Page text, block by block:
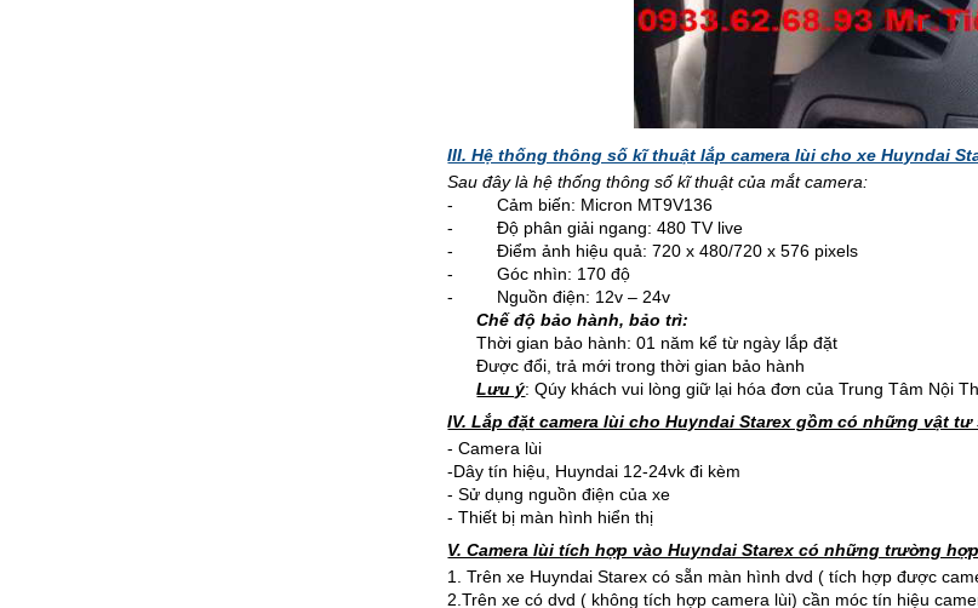
III. Hệ thống thông số kĩ thuật lắp camera lùi cho xe Huyndai
Sau đây là hệ thống thông số kĩ thuật của mắt camera:
- Cảm biến: Micron MT9V136
- Độ phân giải ngang: 480 TV live
- Điểm ảnh hiệu quả: 720 x 480/720 x 576 pixels
- Góc nhìn: 170 độ
- Nguồn điện: 12v – 24v
Chế độ bảo hành, bảo trì:
Thời gian bảo hành: 01 năm kể từ ngày lắp đặt
Được đổi, trả mới trong thời gian bảo hành
Lưu ý: Qúy khách vui lòng giữ lại hóa đơn của Trung Tâm Nội
IV. Lắp đặt camera lùi cho Huyndai Starex gồm có những vật tư
- Camera lùi
-Dây tín hiệu, Huyndai 12-24vk đi kèm
- Sử dụng nguồn điện của xe
- Thiết bị màn hình hiển thị
V. Camera lùi tích hợp vào Huyndai Starex có những trường
1. Trên xe Huyndai Starex có sẵn màn hình dvd ( tích hợp được
2.Trên xe có dvd ( không tích hợp camera lùi) cần móc tín hiệu